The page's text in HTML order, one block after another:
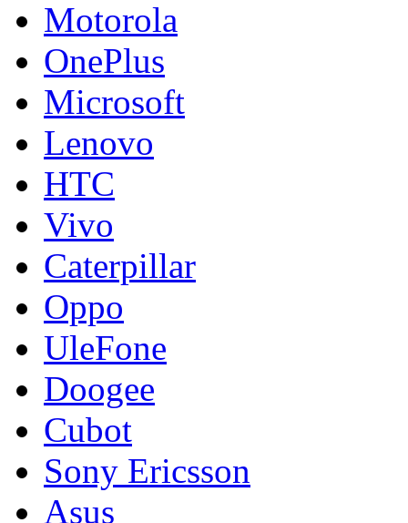
Motorola
OnePlus
Microsoft
Lenovo
HTC
Vivo
Caterpillar
Oppo
UleFone
Doogee
Cubot
Sony Ericsson
Asus